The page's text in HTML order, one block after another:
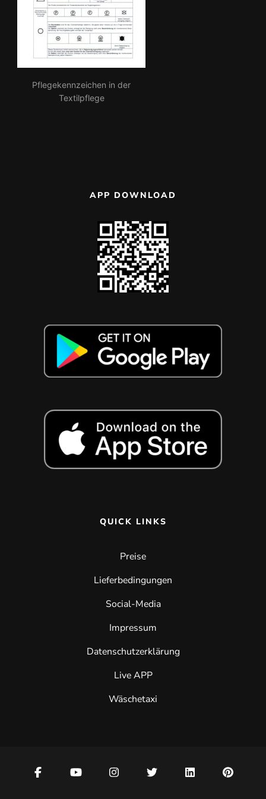
Pflegekennzeichen in der
Textilpflege
APP DOWNLOAD
QUICK LINKS
Preise
Lieferbedingungen
Social-Media
Impressum
Datenschutzerklärung
Live APP
Wäschetaxi